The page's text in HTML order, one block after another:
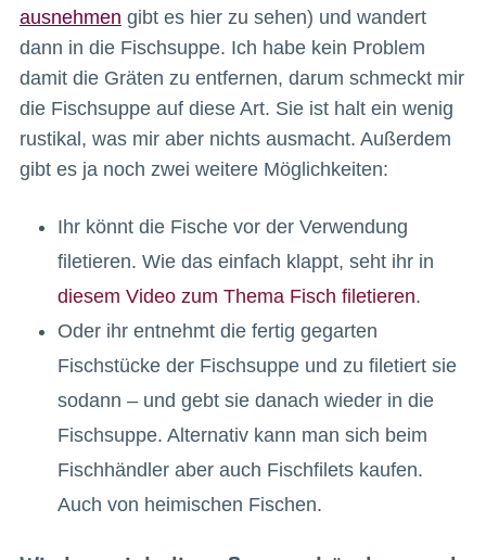
ausnehmen gibt es hier zu sehen) und wandert
dann in die Fischsuppe. Ich habe kein Problem
damit die Gräten zu entfernen, darum schmeckt mir
die Fischsuppe auf diese Art. Sie ist halt ein wenig
rustikal, was mir aber nichts ausmacht. Außerdem
gibt es ja noch zwei weitere Möglichkeiten:
Ihr könnt die Fische vor der Verwendung
filetieren. Wie das einfach klappt, seht ihr in
diesem Video zum Thema Fisch filetieren.
Oder ihr entnehmt die fertig gegarten
Fischstücke der Fischsuppe und zu filetiert sie
sodann – und gebt sie danach wieder in die
Fischsuppe. Alternativ kann man sich beim
Fischhändler aber auch Fischfilets kaufen.
Auch von heimischen Fischen.